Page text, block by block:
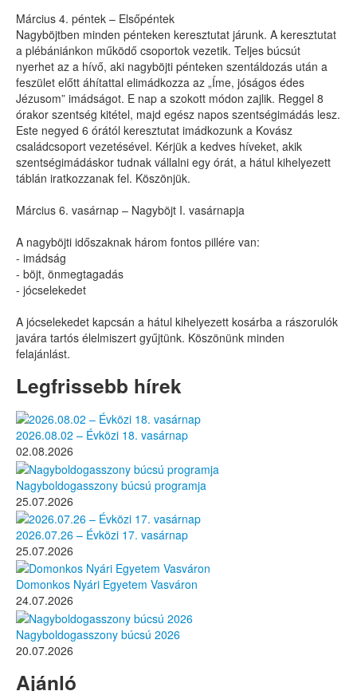
Március 4. péntek – Elsőpéntek
Nagyböjtben minden pénteken keresztutat járunk. A keresztutat
a plébániánkon működő csoportok vezetik. Teljes búcsút
nyerhet az a hívő, aki nagyböjti pénteken szentáldozás után a
feszület előtt áhítattal elimádkozza az „Íme, jóságos édes
Jézusom” imádságot. E nap a szokott módon zajlik. Reggel 8
órakor szentség kitétel, majd egész napos szentségimádás lesz.
Este negyed 6 órától keresztutat imádkozunk a Kovász
családcsoport vezetésével. Kérjük a kedves híveket, akik
szentségimádáskor tudnak vállalni egy órát, a hátul kihelyezett
táblán iratkozzanak fel. Köszönjük.
Március 6. vasárnap – Nagyböjt I. vasárnapja
A nagyböjti időszaknak három fontos pillére van:
- imádság
- böjt, önmegtagadás
- jócselekedet
A jócselekedet kapcsán a hátul kihelyezett kosárba a rászorulók
javára tartós élelmiszert gyűjtünk. Köszönünk minden
felajánlást.
Legfrissebb hírek
2026.08.02 – Évközi 18. vasárnap
02.08.2026
Nagyboldogasszony búcsú programja
25.07.2026
2026.07.26 – Évközi 17. vasárnap
25.07.2026
Domonkos Nyári Egyetem Vasváron
24.07.2026
Nagyboldogasszony búcsú 2026
20.07.2026
Ajánló